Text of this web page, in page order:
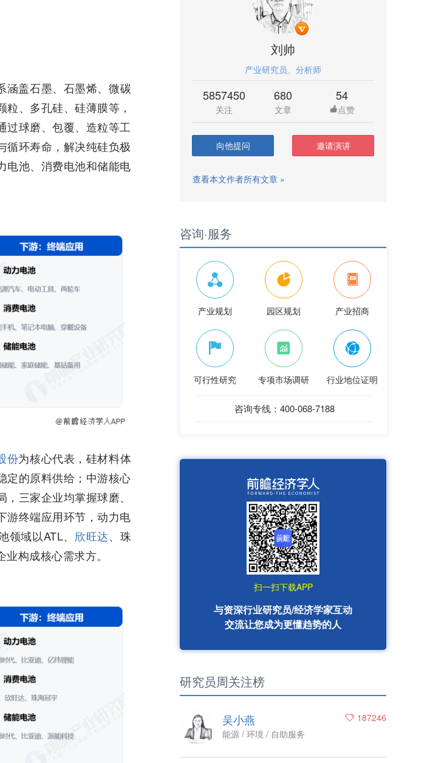
涵盖石墨、石墨烯、微碳
、多孔硅、硅薄膜等，
过球磨、包覆、造粒等工
循环寿命，解决纯硅负极
电池、消费电池和储能电
份为核心代表，硅材料体
定的原料供给；中游核心
三家企业均掌握球磨、
游终端应用环节，动力电
域以ATL、 欣旺达、珠
业构成核心需求方。
刘帅
产业研究员、分析师
5857450
关注
680
文章
54
点赞
向他提问 邀请演讲
查看本文作者所有文章 »
咨询·服务
产业规划 园区规划 产业招商
可行性研究 专项市场调研 行业地位证明
咨询专线：400-068-7188
扫一扫下载APP
与资深行业研究员/经济学家互动
交流让您成为更懂趋势的人
研究员周关注榜
187246
吴小燕
能源 / 环境 / 自助服务